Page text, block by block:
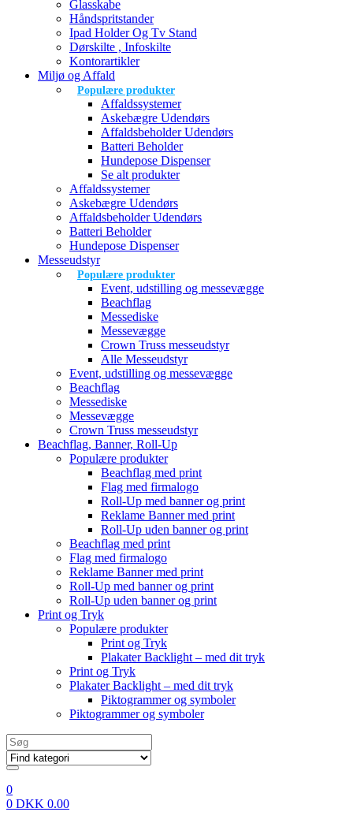
Glasskabe
Håndspritstander
Ipad Holder Og Tv Stand
Dørskilte , Infoskilte
Kontorartikler
Miljø og Affald
Populære produkter
Affaldssystemer
Askebægre Udendørs
Affaldsbeholder Udendørs
Batteri Beholder
Hundepose Dispenser
Se alt produkter
Affaldssystemer
Askebægre Udendørs
Affaldsbeholder Udendørs
Batteri Beholder
Hundepose Dispenser
Messeudstyr
Populære produkter
Event, udstilling og messevægge
Beachflag
Messediske
Messevægge
Crown Truss messeudstyr
Alle Messeudstyr
Event, udstilling og messevægge
Beachflag
Messediske
Messevægge
Crown Truss messeudstyr
Beachflag, Banner, Roll-Up
Populære produkter
Beachflag med print
Flag med firmalogo
Roll-Up med banner og print
Reklame Banner med print
Roll-Up uden banner og print
Beachflag med print
Flag med firmalogo
Reklame Banner med print
Roll-Up med banner og print
Roll-Up uden banner og print
Print og Tryk
Populære produkter
Print og Tryk
Plakater Backlight – med dit tryk
Print og Tryk
Plakater Backlight – med dit tryk
Piktogrammer og symboler
Piktogrammer og symboler
Search
for:
0
0 DKK 0.00